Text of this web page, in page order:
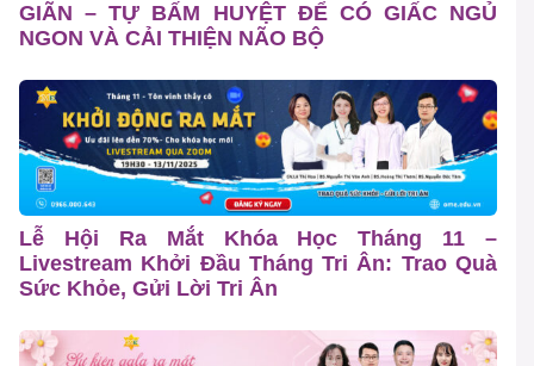
GIÃN – TỰ BẤM HUYỆT ĐỂ CÓ GIẤC NGỦ
NGON VÀ CẢI THIỆN NÃO BỘ
Lễ Hội Ra Mắt Khóa Học Tháng 11 –
Livestream Khởi Đầu Tháng Tri Ân: Trao Quà
Sức Khỏe, Gửi Lời Tri Ân